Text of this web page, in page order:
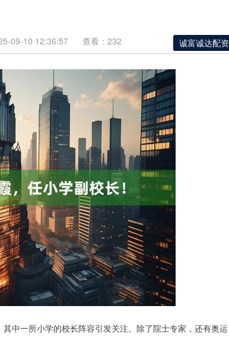
诚富诚达配资
09-10 12:36:57 查看：232
中一所小学的校长阵容引发关注。除了院士专家，还有奥运